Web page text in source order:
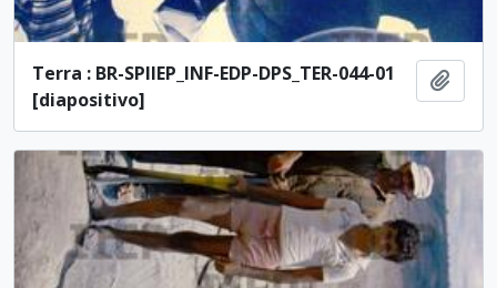
Terra : BR-SPIIEP_INF-EDP-DPS_TER-044-01
[diapositivo]